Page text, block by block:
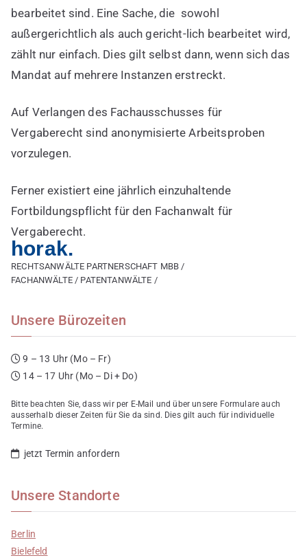
bearbeitet sind. Eine Sache, die sowohl
außergerichtlich als auch gericht-lich bearbeitet wird,
zählt nur einfach. Dies gilt selbst dann, wenn sich das
Mandat auf mehrere Instanzen erstreckt.
Auf Verlangen des Fachausschusses für
Vergaberecht sind anonymisierte Arbeitsproben
vorzulegen.
Ferner existiert eine jährlich einzuhaltende
Fortbildungspflicht für den Fachanwalt für
Vergaberecht.
horak.
RECHTSANWÄLTE PARTNERSCHAFT MBB /
FACHANWÄLTE / PATENTANWÄLTE /
Unsere Bürozeiten
9 – 13 Uhr (Mo – Fr)
14 – 17 Uhr (Mo – Di + Do)
Bitte beachten Sie, dass wir per E-Mail und über unsere Formulare auch
ausserhalb dieser Zeiten für Sie da sind. Dies gilt auch für individuelle
Termine.
jetzt Termin anfordern
Unsere Standorte
Berlin
Bielefeld